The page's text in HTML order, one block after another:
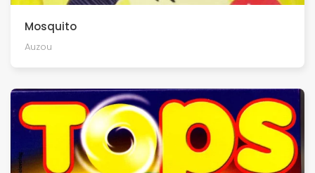
Mosquito
Auzou